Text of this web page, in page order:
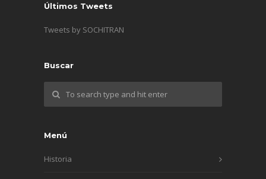
Últimos Tweets
Tweets by SOCHITRAN
Buscar
Menú
Historia